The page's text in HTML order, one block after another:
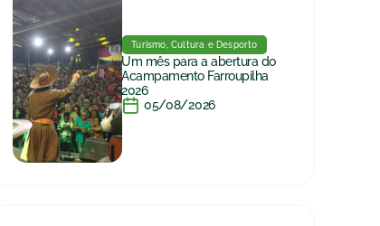
Turismo, Cultura e Desporto
Um mês para a abertura do
Acampamento Farroupilha
2026
05/08/2026